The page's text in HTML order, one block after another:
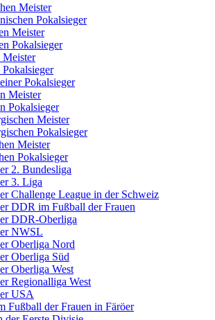
Meister
Pokalsieger
Meister
Pokalsieger
Meister
Pokalsieger
Meister
Pokalsieger
Meister
Pokalsieger
Meister
Pokalsieger
2. Bundesliga
3. Liga
Challenge League in der Schweiz
DDR im Fußball der Frauen
DDR-Oberliga
NWSL
Oberliga Nord
Oberliga Süd
Oberliga West
Regionalliga West
USA
Fußball der Frauen in Färöer